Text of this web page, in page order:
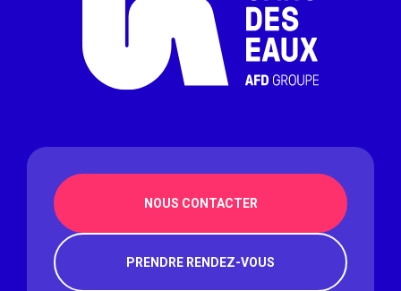
NOUS CONTACTER
PRENDRE RENDEZ-VOUS